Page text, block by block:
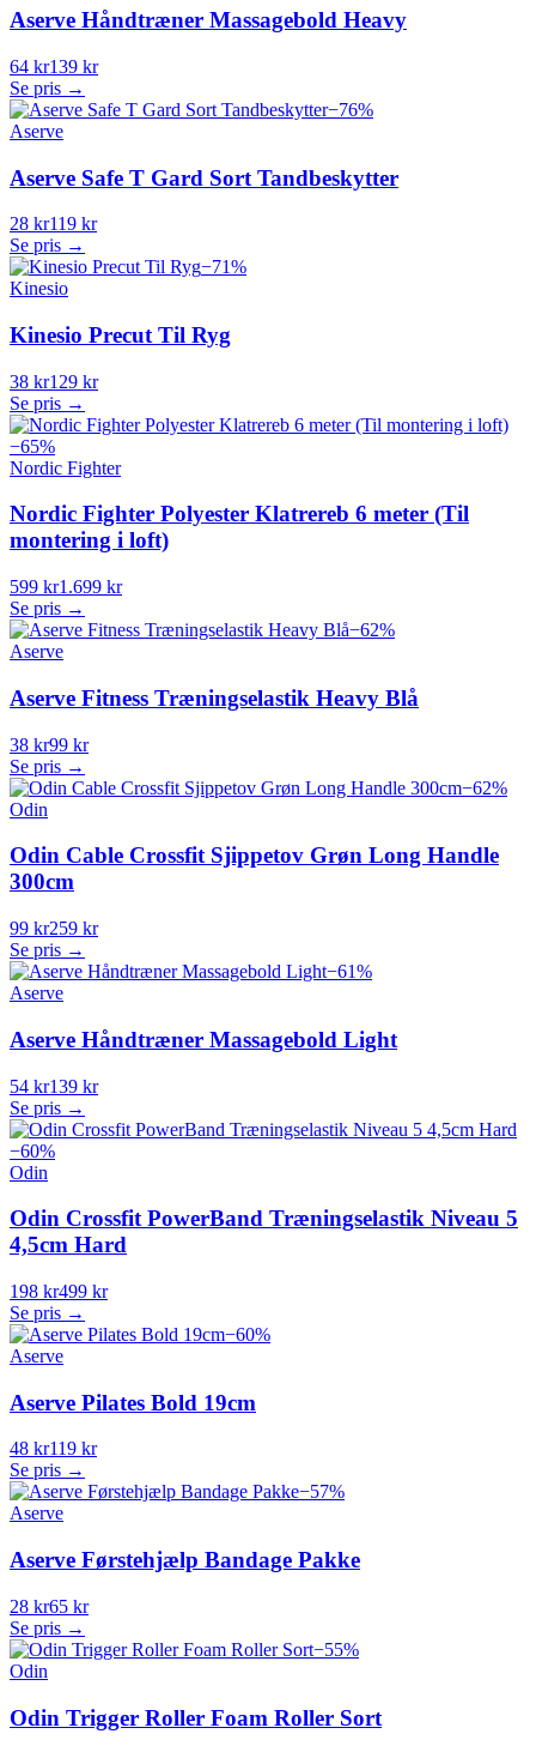
Aserve Håndtræner Massagebold Heavy
64 kr139 kr
Se pris →
−76%
Aserve
Aserve Safe T Gard Sort Tandbeskytter
28 kr119 kr
Se pris →
−71%
Kinesio
Kinesio Precut Til Ryg
38 kr129 kr
Se pris →
−65%
Nordic Fighter
Nordic Fighter Polyester Klatrereb 6 meter (Til
montering i loft)
599 kr1.699 kr
Se pris →
−62%
Aserve
Aserve Fitness Træningselastik Heavy Blå
38 kr99 kr
Se pris →
−62%
Odin
Odin Cable Crossfit Sjippetov Grøn Long Handle
300cm
99 kr259 kr
Se pris →
−61%
Aserve
Aserve Håndtræner Massagebold Light
54 kr139 kr
Se pris →
−60%
Odin
Odin Crossfit PowerBand Træningselastik Niveau 5
4,5cm Hard
198 kr499 kr
Se pris →
−60%
Aserve
Aserve Pilates Bold 19cm
48 kr119 kr
Se pris →
−57%
Aserve
Aserve Førstehjælp Bandage Pakke
28 kr65 kr
Se pris →
−55%
Odin
Odin Trigger Roller Foam Roller Sort